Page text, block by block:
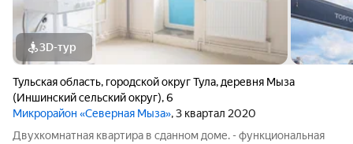
3D-тур
Тульская область, городской округ Тула, деревня Мыза
(Иншинский сельский округ),6
Микрорайон «Северная Мыза», 3 квартал 2020
Двухкомнатная квартира в сданном доме. - функциональная